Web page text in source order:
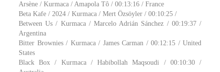
Arsène / Kurmaca / Amapola Tô / 00:13:16 / France
Beta Kafe / 2024 / Kurmaca / Mert Özsöyler / 00:10:25 /
Between Us / Kurmaca / Marcelo Adrián Sánchez / 00:19:37 /
Argentina
Bitter Brownies / Kurmaca / James Carman / 00:12:15 / United
States
Black Box / Kurmaca / Habibollah Maqsoudi / 00:10:30 /